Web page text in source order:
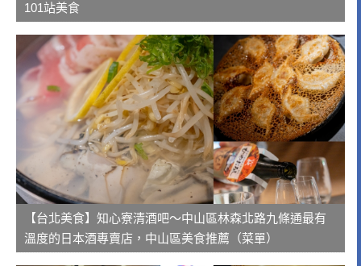
101站美食
【台北美食】知心寮清酒吧～中山區林森北路九條通最有
溫度的日本酒專賣店，中山區美食推薦（菜單）